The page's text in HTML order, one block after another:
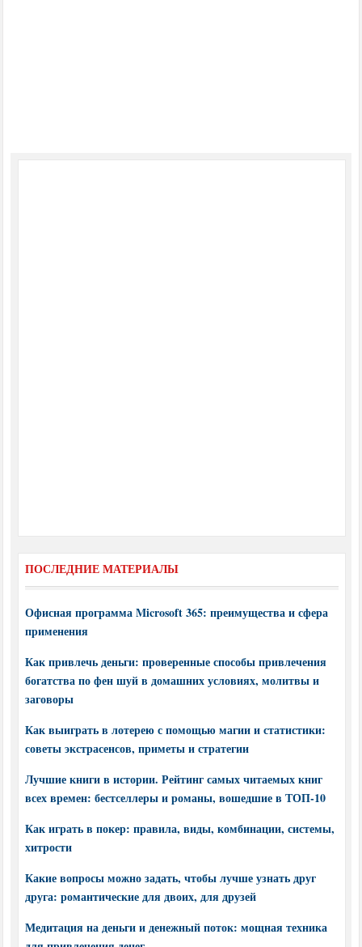
ПОСЛЕДНИЕ МАТЕРИАЛЫ
Офисная программа Microsoft 365: преимущества и сфера
применения
Как привлечь деньги: проверенные способы привлечения
богатства по фен шуй в домашних условиях, молитвы и
заговоры
Как выиграть в лотерею с помощью магии и статистики:
советы экстрасенсов, приметы и стратегии
Лучшие книги в истории. Рейтинг самых читаемых книг
всех времен: бестселлеры и романы, вошедшие в ТОП-10
Как играть в покер: правила, виды, комбинации, системы,
хитрости
Какие вопросы можно задать, чтобы лучше узнать друг
друга: романтические для двоих, для друзей
Медитация на деньги и денежный поток: мощная техника